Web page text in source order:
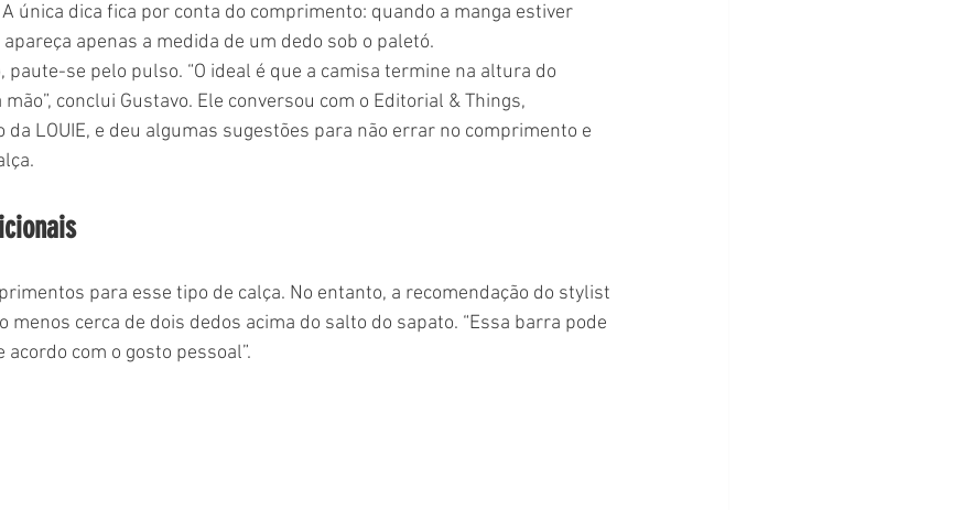
única dica fica por conta do comprimento: quando a manga estiver
apenas a medida de um dedo sob o paletó.
conclui Gustavo. Ele conversou com o Editorial & Things,
LOUIE, e deu algumas sugestões para não errar no comprimento e
menos cerca de dois dedos acima do salto do sapato. “Essa barra pode
com o gosto pessoal”.